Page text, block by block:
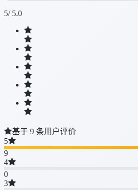
5/ 5.0
基于 9 条用户评价
5
9
4
0
3